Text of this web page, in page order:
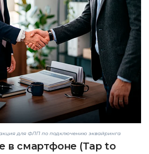
для ФЛП по подключению эквайринга
в смартфоне (Tap to